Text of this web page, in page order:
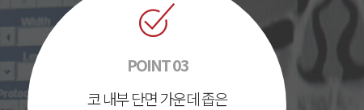
POINT 03
코 내부 단면 가운데 좁은